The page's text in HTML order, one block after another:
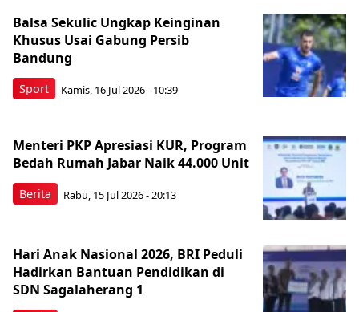
Sport
Balsa Sekulic Ungkap Keinginan
Khusus Usai Gabung Persib
Bandung
Kamis, 16 Jul 2026 - 10:39
Berita
Menteri PKP Apresiasi KUR, Program
Bedah Rumah Jabar Naik 44.000 Unit
Rabu, 15 Jul 2026 - 20:13
Hari Anak Nasional 2026, BRI Peduli
Hadirkan Bantuan Pendidikan di
SDN Sagalaherang 1